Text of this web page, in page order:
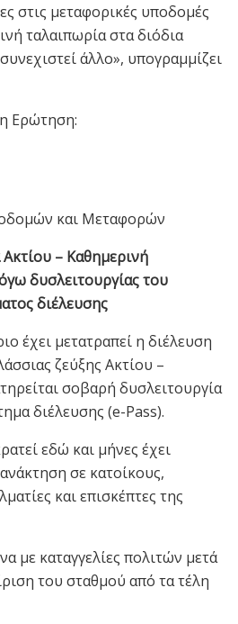
στις μεταφορικές υποδομές
ταλαιπωρία στα διόδια
άλλο», υπογραμμίζει
Ερώτηση:
και Μεταφορών
– Καθημερινή
δυσλειτουργίας του
διέλευσης
έχει μετατραπεί η διέλευση
ζεύξης Ακτίου –
σοβαρή δυσλειτουργία
διέλευσης (e-Pass).
εδώ και μήνες έχει
σε κατοίκους,
και επισκέπτες της
με καταγγελίες πολιτών μετά
του σταθμού από τα τέλη